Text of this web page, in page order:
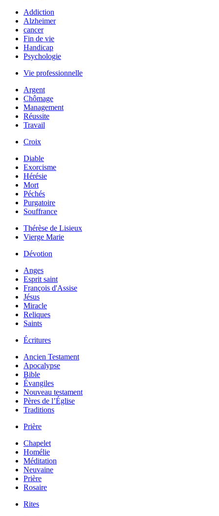
Addiction
Alzheimer
cancer
Fin de vie
Handicap
Psychologie
Vie professionnelle
Argent
Chômage
Management
Réussite
Travail
Croix
Diable
Exorcisme
Hérésie
Mort
Péchés
Purgatoire
Souffrance
Thérèse de Lisieux
Vierge Marie
Dévotion
Anges
Esprit saint
François d'Assise
Jésus
Miracle
Reliques
Saints
Écritures
Ancien Testament
Apocalypse
Bible
Évangiles
Nouveau testament
Pères de l’Église
Traditions
Prière
Chapelet
Homélie
Méditation
Neuvaine
Prière
Rosaire
Rites